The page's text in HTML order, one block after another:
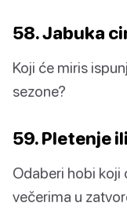
58. Jabuka
Koji će miris
sezone?
59. Pletenje
Odaberi hobi
večerima u